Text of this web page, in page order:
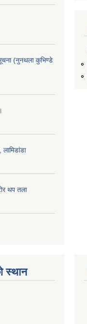
(नुनथला कुभिण्डे
लामिडांडा
थप तला
स्थान